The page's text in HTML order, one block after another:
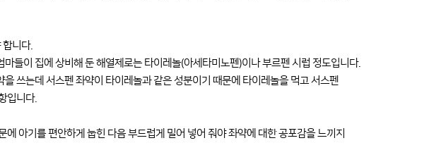
니다.
들이 집에 상비해 둔 해열제로는 타이레놀(아세타미노펜)이나 부르펜 시럽 정도입니다.
쓰는데 서스펜 좌약이 타이레놀과 같은 성분이기 때문에 타이레놀을 먹고 서스펜
입니다.
아기를 편안하게 눕힌 다음 부드럽게 밀어 넣어 줘야 좌약에 대한 공포감을 느끼지